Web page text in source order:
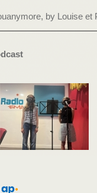
by Louise et